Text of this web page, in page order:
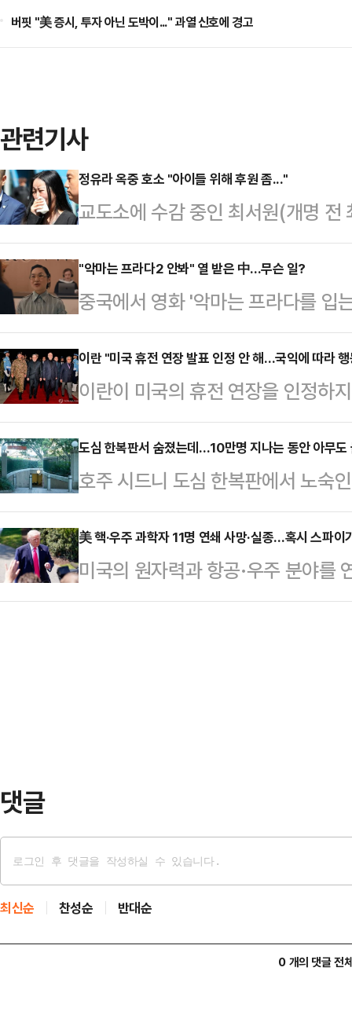
버핏 "美 증시, 투자 아닌 도박이..." 과열 신호에 경고
관련기사
정유라 옥중 호소 "아이들 위해 후원 좀..."
교도소에 수감 중인 최서원(개명
다.21일 지인을 통해 자필 편지를
는 "벌써 9주째 의정부교도소에 수
지도, 목소리를 듣지도 못했다. 아
그는 "제가 만약 좌파였다면, 세 아
이렇게 조용했겠느냐"라며 "모든
좌파는 큰 죄에도 무죄를 받는다"
호를 공개하…
"악마는 프라다2 안봐" 열 받은 中...무슨 일?
중국에서 영화 '악마는 프라다를 입
다.21일 중화망에 따르면 지난 17
공개된 클립 영상이 논란의 발단이
웨이 분)의 보조 역할로 중국계 캐
우'(秦舟)로, 중국계 배우 선위톈이
음이 19세기 서구 사회에서 중국인
하 표현인 '칭총'(Ching Chong)과
체크무…
이란 "미국 휴전 연장 발표 인정 안 해…국익에 따라
이란이 미국의 휴전 연장을 인정하
할 것이라고 전했다.이란 국영방송
22일(현지시간) 이란이 미국의 휴
익에 따라 행동할 것이라고 보도했
스님 통신은 미국의 해상봉쇄 유지
란은 최소한 호르무즈 해협을 개방
해제하겠다고 보도했다.모하마드
21일 엑스(X·옛 트…
도심 한복판서 숨졌는데…10만명 지나는 동안 아무도
호주 시드니 도심 한복판에서 노숙
이를 알아채지 못한 사실이 뒤늦게
간) 가디언 등 외신들에 따르면 네
일 시드니 세인트 제임스 역 출구
학생으로 호주에 건너왔지만 비자
美 핵·우주 과학자 11명 연쇄 사망·실종…혹시 스파이
미국의 원자력과 항공·우주 분야를
또는 실종하는 사건이 발생하는 바
댓글
최신순 찬성순 반대순
0 개의 댓글 전